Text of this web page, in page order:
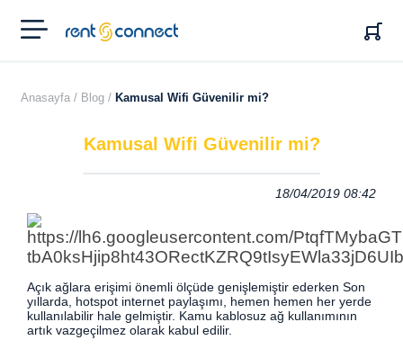
RENT'N
CONNECT
Anasayfa / Blog / Kamusal Wifi Güvenilir mi?
Kamusal Wifi Güvenilir mi?
18/04/2019 08:42
Açık ağlara erişimi önemli ölçüde genişlemiştir ederken Son
yıllarda, hotspot internet paylaşımı, hemen hemen her yerde
kullanılabilir hale gelmiştir. Kamu kablosuz ağ kullanımının
artık vazgeçilmez olarak kabul edilir.